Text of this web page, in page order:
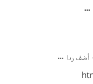
أضف ردا